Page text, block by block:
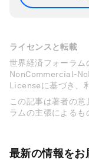
ライセンスと転載
世界経済フォーラ
NonCommercial-
Licenseに基づき、
この記事は著者の
ラムの主張によるも
最新の情報をお